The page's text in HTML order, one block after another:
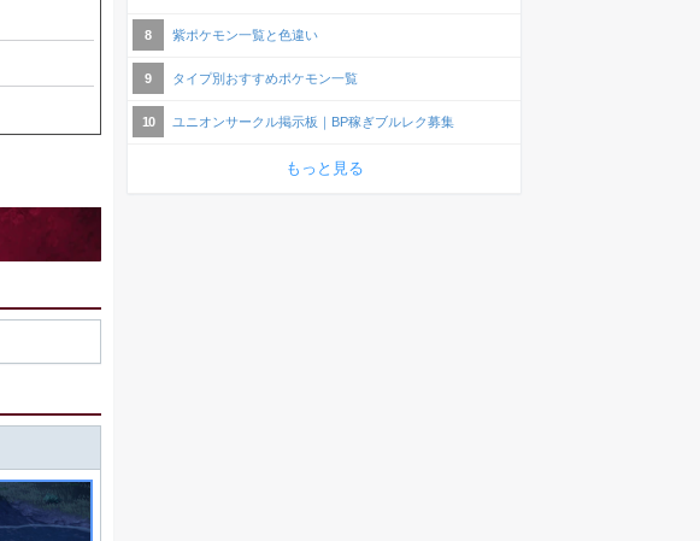
紫ポケモン一覧と色違い
タイプ別おすすめポケモン一覧
ユニオンサークル掲示板｜BP稼ぎブルレク募集
もっと見る